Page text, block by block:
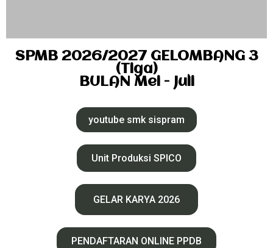
SPMB 2026/2027 GELOMBANG 3
(Tiga)
BULAN Mei - Juli
youtube smk sispram
Unit Produksi SPICO
GELAR KARYA 2026
PENDAFTARAN ONLINE PPDB